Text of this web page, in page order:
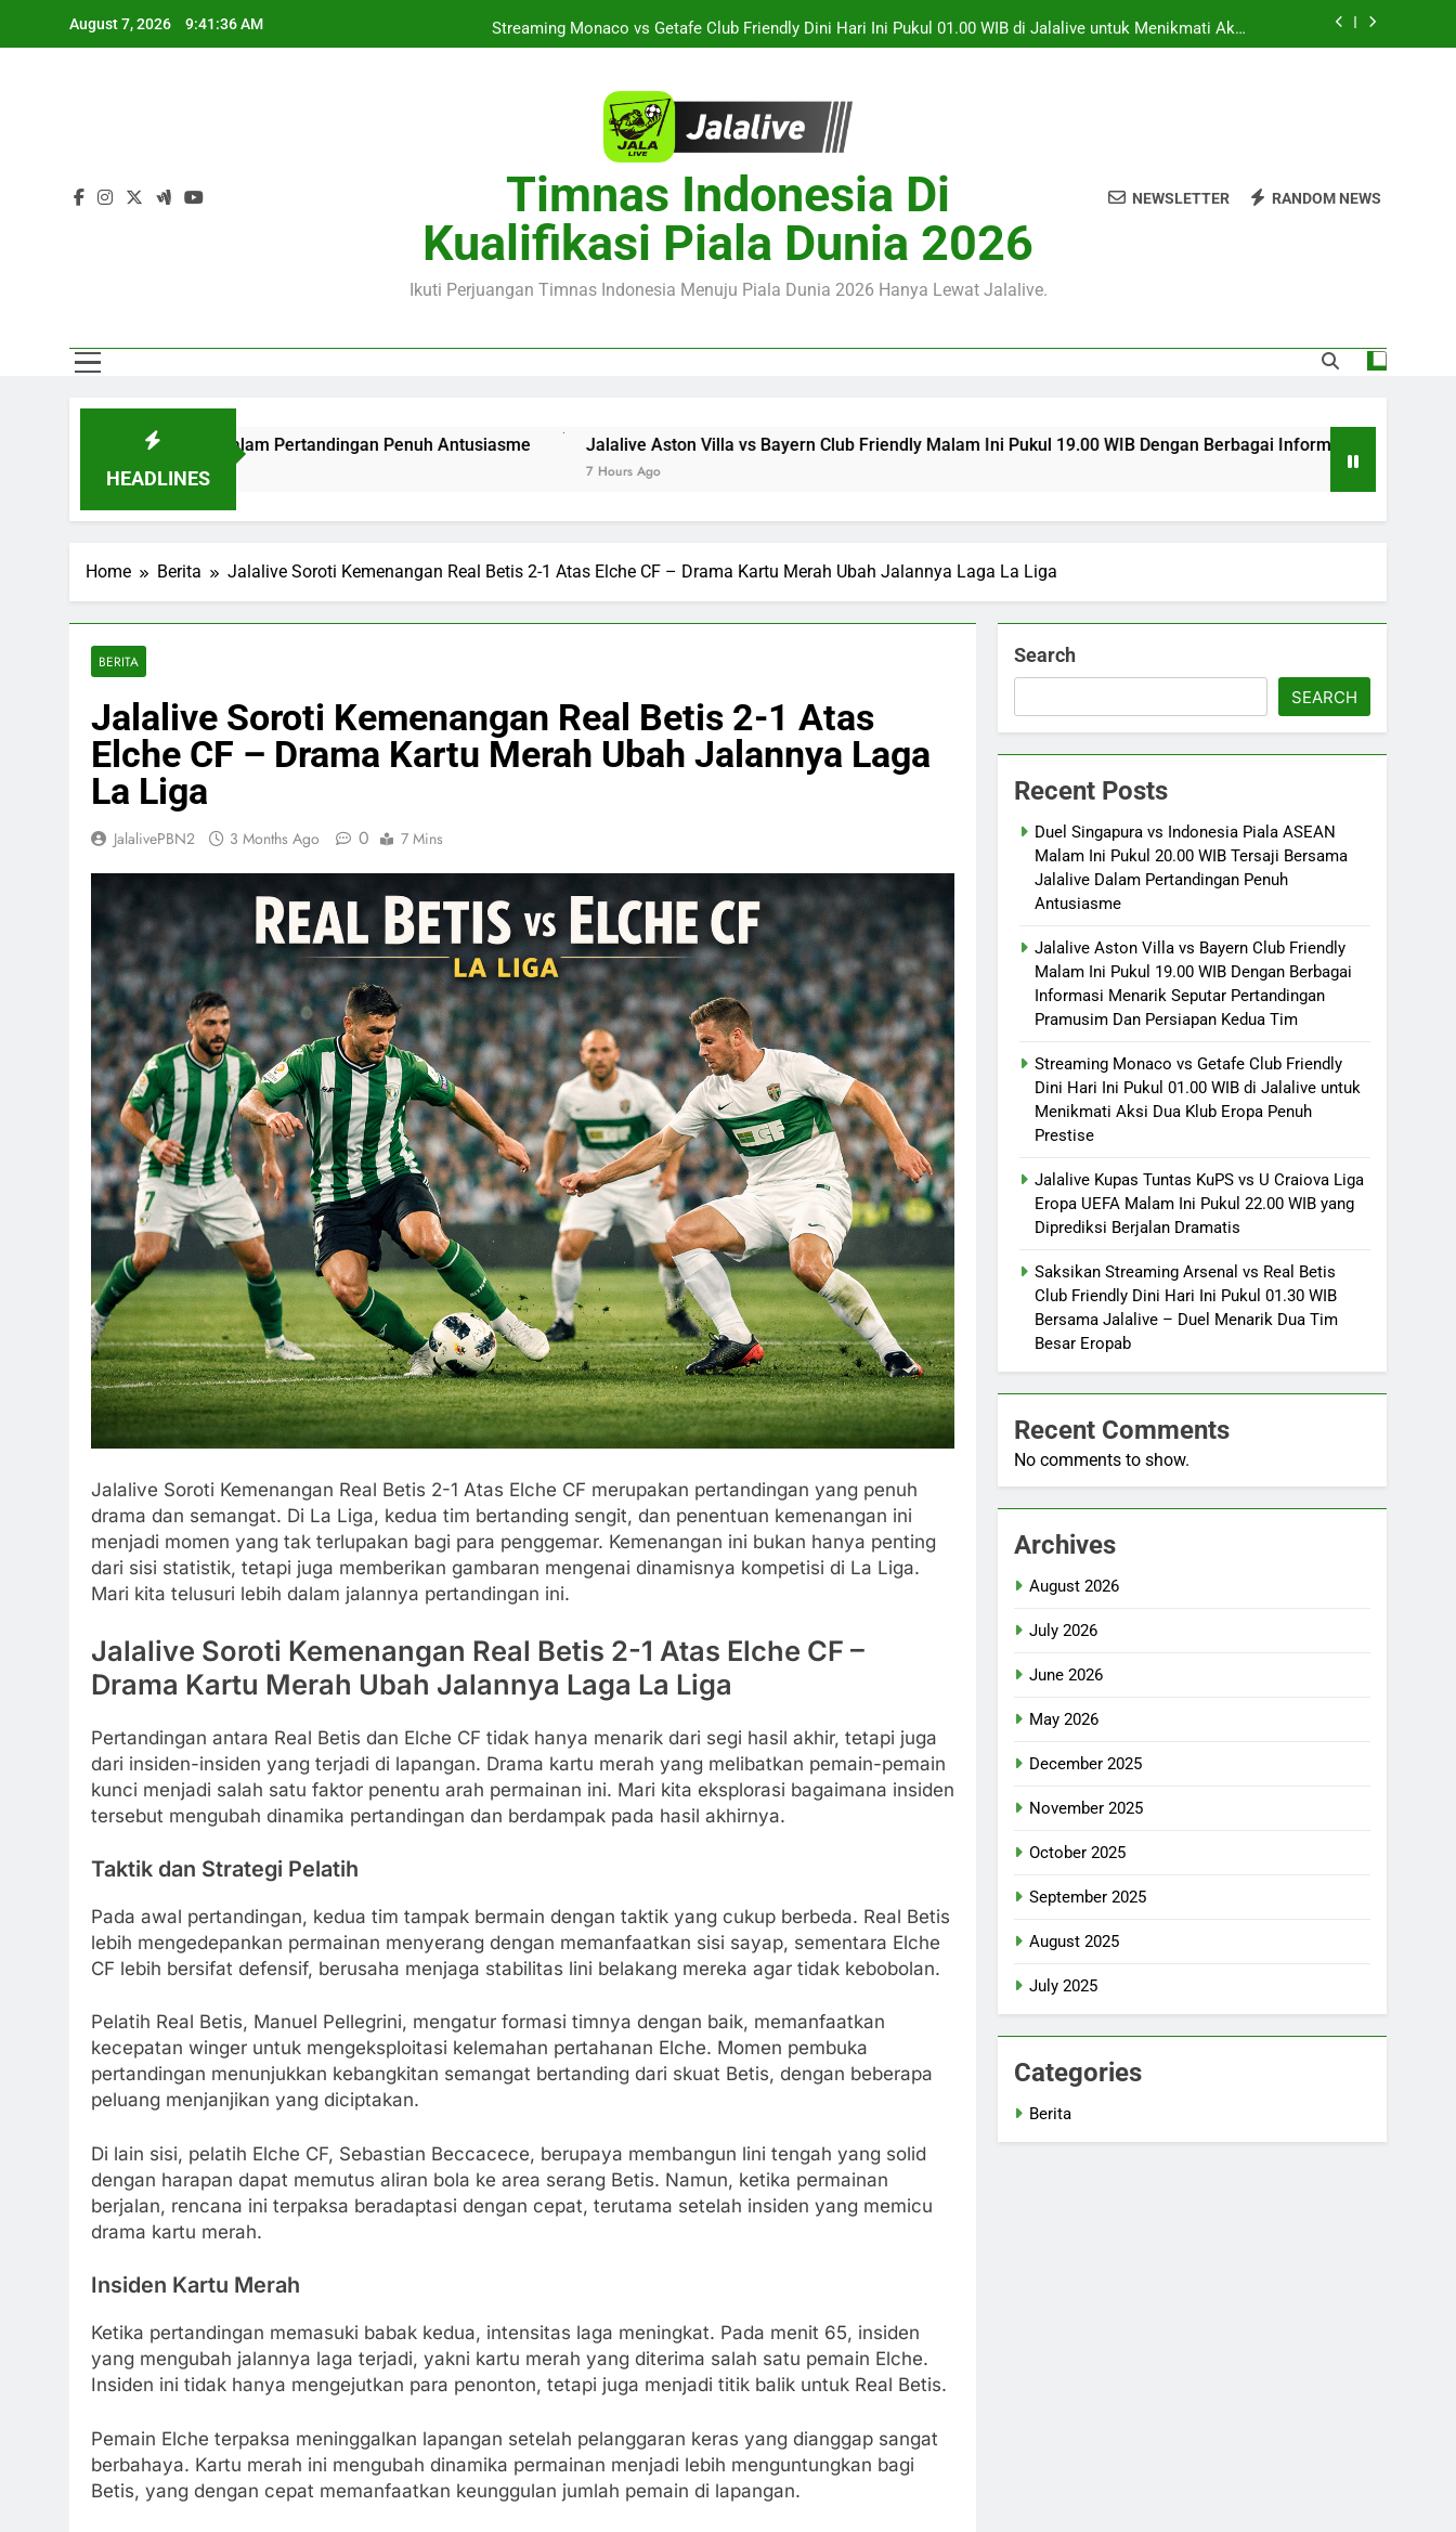
August 7, 2026 9:41:37 AM
Streaming Monaco vs Getafe Club Friendly Dini Hari Ini Pukul 01.00 WIB di Jalalive untuk Menikmati Aksi
Duel Singapura vs Indonesia Piala ASEAN Malam Ini Pukul 20.00 WIB Tersaji Bersama Jalalive Dalam
Jalalive Aston Villa vs Bayern Club Friendly Malam Ini Pukul 19.00 WIB Dengan Berbagai Informasi Menarik
Seputar Pertandingan Pramusim Dan Persiapan Kedua Tim
Streaming Monaco vs Getafe Club Friendly Dini Hari Ini Pukul 01.00 WIB di Jalalive untuk Menikmati Aksi
Dua Klub Eropa Penuh Prestise
Jalalive Kupas Tuntas KuPS vs U Craiova Liga Eropa UEFA Malam Ini Pukul 22.00 WIB yang Diprediksi
Timnas Indonesia Di
Kualifikasi Piala Dunia 2026
Ikuti Perjuangan Timnas Indonesia Menuju Piala Dunia 2026 Hanya Lewat Jalalive.
NEWSLETTER RANDOM NEWS
HEADLINES
Jalalive Dalam Pertandingan Penuh Antusiasme Jalalive Aston Villa vs Bayern Club Friendly Malam Ini Pukul 19.00 WIB Dengan Berbagai Informasi Menarik Seputar
Home Berita Jalalive Soroti Kemenangan Real Betis 2-1 Atas Elche CF – Drama Kartu Merah Ubah Jalannya Laga La Liga
BERITA
Jalalive Soroti Kemenangan Real Betis 2-1 Atas
Elche CF – Drama Kartu Merah Ubah Jalannya Laga
La Liga
JalalivePBN2 3 Months Ago 0 7 Mins
Jalalive Soroti Kemenangan Real Betis 2-1 Atas Elche CF merupakan pertandingan yang penuh
drama dan semangat. Di La Liga, kedua tim bertanding sengit, dan penentuan kemenangan ini
menjadi momen yang tak terlupakan bagi para penggemar. Kemenangan ini bukan hanya penting
dari sisi statistik, tetapi juga memberikan gambaran mengenai dinamisnya kompetisi di La Liga.
Mari kita telusuri lebih dalam jalannya pertandingan ini.
Jalalive Soroti Kemenangan Real Betis 2-1 Atas Elche CF –
Drama Kartu Merah Ubah Jalannya Laga La Liga
Pertandingan antara Real Betis dan Elche CF tidak hanya menarik dari segi hasil akhir, tetapi juga
dari insiden-insiden yang terjadi di lapangan. Drama kartu merah yang melibatkan pemain-pemain
kunci menjadi salah satu faktor penentu arah permainan ini. Mari kita eksplorasi bagaimana insiden
tersebut mengubah dinamika pertandingan dan berdampak pada hasil akhirnya.
Taktik dan Strategi Pelatih
Pada awal pertandingan, kedua tim tampak bermain dengan taktik yang cukup berbeda. Real Betis
lebih mengedepankan permainan menyerang dengan memanfaatkan sisi sayap, sementara Elche
CF lebih bersifat defensif, berusaha menjaga stabilitas lini belakang mereka agar tidak kebobolan.
Pelatih Real Betis, Manuel Pellegrini, mengatur formasi timnya dengan baik, memanfaatkan
kecepatan winger untuk mengeksploitasi kelemahan pertahanan Elche. Momen pembuka
pertandingan menunjukkan kebangkitan semangat bertanding dari skuat Betis, dengan beberapa
peluang menjanjikan yang diciptakan.
Di lain sisi, pelatih Elche CF, Sebastian Beccacece, berupaya membangun lini tengah yang solid
dengan harapan dapat memutus aliran bola ke area serang Betis. Namun, ketika permainan
berjalan, rencana ini terpaksa beradaptasi dengan cepat, terutama setelah insiden yang memicu
drama kartu merah.
Insiden Kartu Merah
Ketika pertandingan memasuki babak kedua, intensitas laga meningkat. Pada menit 65, insiden
yang mengubah jalannya laga terjadi, yakni kartu merah yang diterima salah satu pemain Elche.
Insiden ini tidak hanya mengejutkan para penonton, tetapi juga menjadi titik balik untuk Real Betis.
Pemain Elche terpaksa meninggalkan lapangan setelah pelanggaran keras yang dianggap sangat
berbahaya. Kartu merah ini mengubah dinamika permainan menjadi lebih menguntungkan bagi
Betis, yang dengan cepat memanfaatkan keunggulan jumlah pemain di lapangan.
Search
SEARCH
Recent Posts
Duel Singapura vs Indonesia Piala ASEAN
Malam Ini Pukul 20.00 WIB Tersaji Bersama
Jalalive Dalam Pertandingan Penuh
Antusiasme
Jalalive Aston Villa vs Bayern Club Friendly
Malam Ini Pukul 19.00 WIB Dengan Berbagai
Informasi Menarik Seputar Pertandingan
Pramusim Dan Persiapan Kedua Tim
Streaming Monaco vs Getafe Club Friendly
Dini Hari Ini Pukul 01.00 WIB di Jalalive untuk
Menikmati Aksi Dua Klub Eropa Penuh
Prestise
Jalalive Kupas Tuntas KuPS vs U Craiova Liga
Eropa UEFA Malam Ini Pukul 22.00 WIB yang
Diprediksi Berjalan Dramatis
Saksikan Streaming Arsenal vs Real Betis
Club Friendly Dini Hari Ini Pukul 01.30 WIB
Bersama Jalalive – Duel Menarik Dua Tim
Besar Eropab
Recent Comments
No comments to show.
Archives
August 2026
July 2026
June 2026
May 2026
December 2025
November 2025
October 2025
September 2025
August 2025
July 2025
Categories
Berita